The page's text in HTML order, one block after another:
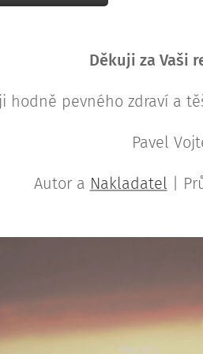
Děkuji za Vaši
hodně pevného zdraví a
Pavel
Autor a Nakladatel |